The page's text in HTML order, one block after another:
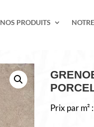
NOS PRODUITS
Prix par m² :